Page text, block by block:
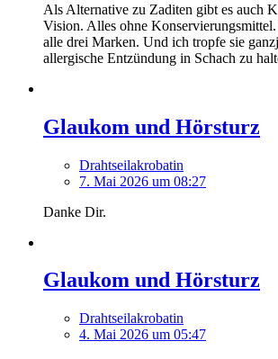
Als Alternative zu Zaditen gibt es auch
Vision. Alles ohne
alle drei Marken. Und ich tropfe sie
allergische Entzündung in Schach zu
Glaukom und Hörsturz
Drahtseilakrobatin
7. Mai 2026 um 08:27
Danke Dir.
Glaukom und Hörsturz
Drahtseilakrobatin
4. Mai 2026 um 05:47